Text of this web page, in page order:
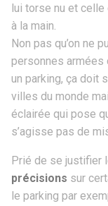
lui torse nu et celle
à la main.
Non pas qu’on ne
personnes
un parking, ça doit
villes du monde
éclairée qui pose
s’agisse pas de
Prié de se justifier
précisions sur
le parking par